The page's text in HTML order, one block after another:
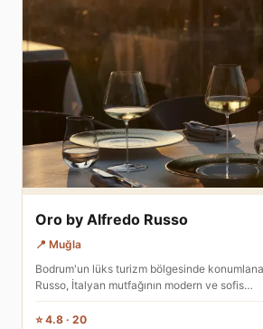
Oro by Alfredo Russo
📍 Muğla
Bodrum'un lüks turizm bölgesinde
Russo, İtalyan mutfağının modern ve sofis…
⭐ 4.8 · 20